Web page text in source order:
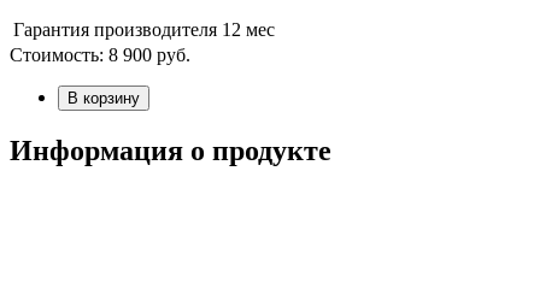
Гарантия производителя 12 мес
Стоимость: 8 900 руб.
В корзину
Информация о продукте